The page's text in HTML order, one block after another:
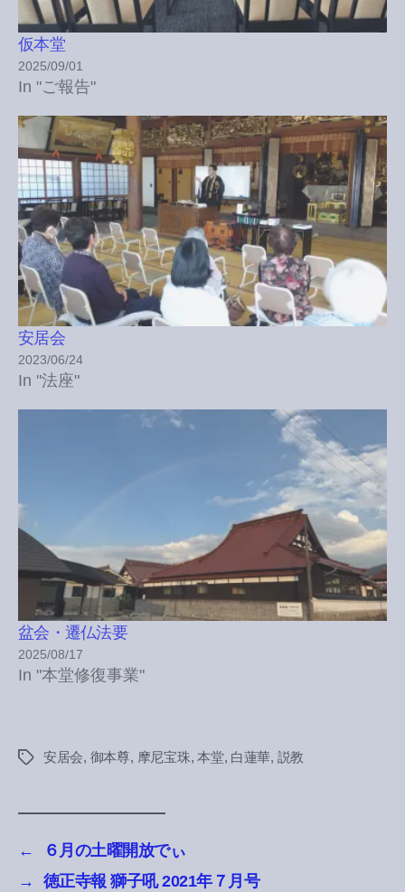
仮本堂
2025/09/01
In "ご報告"
安居会
2023/06/24
In "法座"
盆会・遷仏法要
2025/08/17
In "本堂修復事業"
Tags安居会, 御本尊, 摩尼宝珠, 本堂, 白蓮華, 説教
←
６月の土曜開放でぃ
→
徳正寺報 獅子吼 2021年７月号